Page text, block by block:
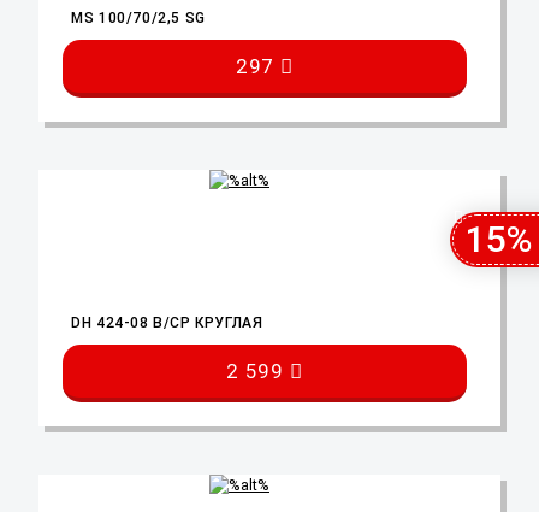
MS 100/70/2,5 SG
297
DH 424-08 B/CP КРУГЛАЯ
2 599
15%